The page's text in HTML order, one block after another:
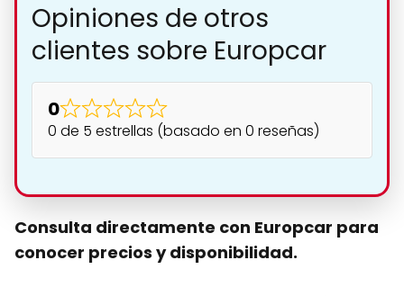
Opiniones de otros
clientes sobre Europcar
0
0 de 5 estrellas (basado en 0 reseñas)
Consulta directamente con Europcar para
conocer precios y disponibilidad.